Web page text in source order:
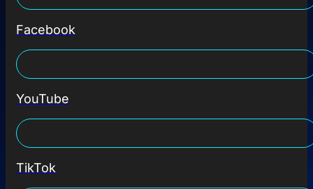
Facebook
YouTube
TikTok